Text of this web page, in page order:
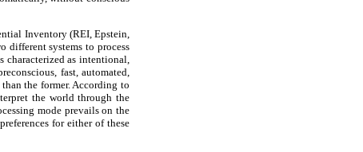
Inventory (REI, Epstein,
different systems to process
characterized as intentional,
fast, automated,
the former. According to
the world through the
mode prevails on the
for either of these